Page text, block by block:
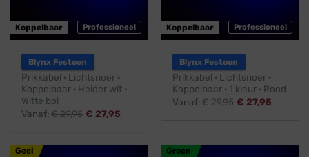
Professioneel
Koppelbaar
Blynx Festoon
Prikkabel · Lichtsnoer ·
Koppelbaar · Helder wit ·
Witte bol
Vanaf:€29,95 € 27,95
Professioneel
Koppelbaar
Blynx Festoon
Prikkabel · Lichtsnoer ·
Koppelbaar · 1 kleur · Rood
Vanaf:€29,95 € 27,95
Geel
Groen